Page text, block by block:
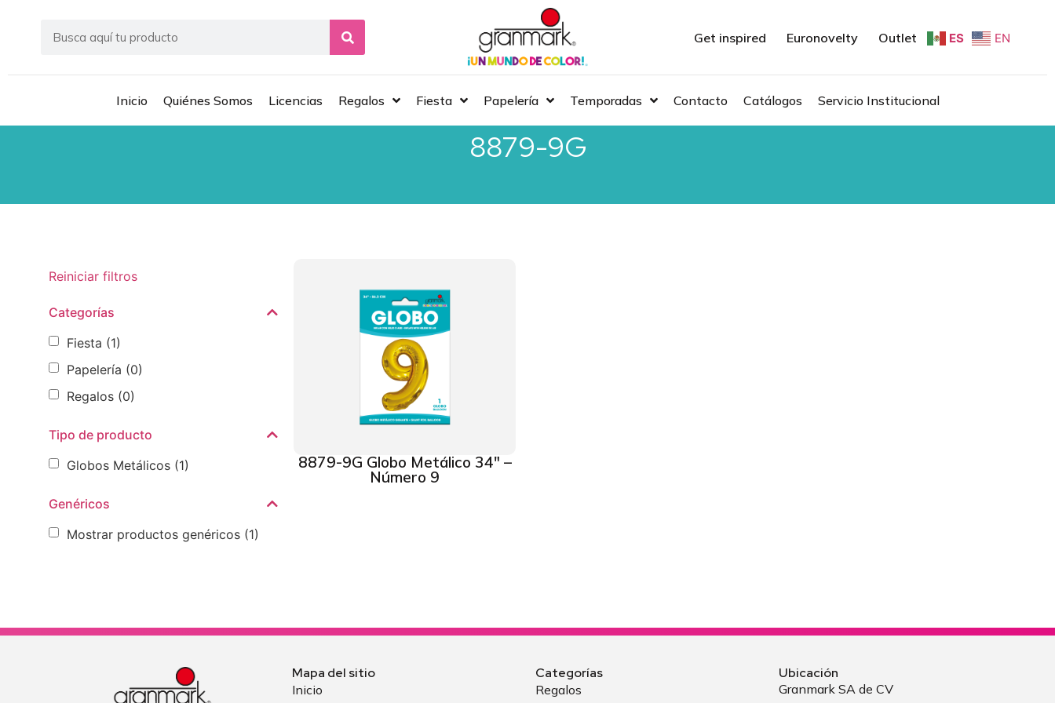
Get inspired Euronovelty Outlet ES EN
Inicio Quiénes Somos Licencias Regalos Fiesta Papelería Temporadas Contacto Catálogos Servicio Institucional
8879-9G
Reiniciar filtros
Categorías
Fiesta (1)
Papelería (0)
Regalos (0)
Tipo de producto
Globos Metálicos (1)
Genéricos
Mostrar productos genéricos (1)
8879-9G Globo Metálico 34″ –
Número 9
Mapa del sitio
Inicio
Categorías
Regalos
Ubicación
Granmark SA de CV